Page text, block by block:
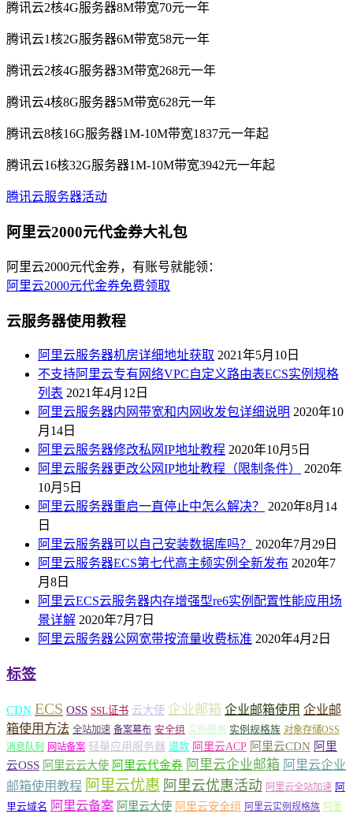
腾讯云2核4G服务器8M带宽70元一年
腾讯云1核2G服务器6M带宽58元一年
腾讯云2核4G服务器3M带宽268元一年
腾讯云4核8G服务器5M带宽628元一年
腾讯云8核16G服务器1M-10M带宽1837元一年起
腾讯云16核32G服务器1M-10M带宽3942元一年起
腾讯云服务器活动
阿里云2000元代金券大礼包
阿里云2000元代金券，有账号就能领：
阿里云2000元代金券免费领取
云服务器使用教程
阿里云服务器机房详细地址获取 2021年5月10日
不支持阿里云专有网络VPC自定义路由表ECS实例规格
列表 2021年4月12日
阿里云服务器内网带宽和内网收发包详细说明 2020年10
月14日
阿里云服务器修改私网IP地址教程 2020年10月5日
阿里云服务器更改公网IP地址教程（限制条件）
2020年
10月5日
阿里云服务器重启一直停止中怎么解决？
2020年8月14
日
阿里云服务器可以自己安装数据库吗？
2020年7月29日
阿里云服务器ECS第七代高主频实例全新发布 2020年7
月8日
阿里云ECS云服务器内存增强型re6实例配置性能应用场
景详解 2020年7月7日
阿里云服务器公网宽带按流量收费标准 2020年4月2日
标签
CDN ECS OSS SSL证书 云大使 企业邮箱 企业邮箱使用 企业邮
箱使用方法 全站加速 备案幕布 安全组 实例规格 实例规格族 对象存储OSS
消息队列
网站备案 轻量应用服务器 退款 阿里云ACP 阿里云CDN 阿里
云OSS 阿里云云大使 阿里云代金券 阿里云企业邮箱 阿里云企业
邮箱使用教程 阿里云优惠 阿里云优惠活动 阿里云全站加速 阿
里云域名 阿里云备案 阿里云大使 阿里云安全组 阿里云实例规格族 阿里